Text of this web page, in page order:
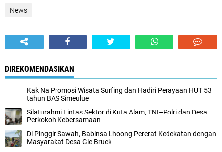
News
DIREKOMENDASIKAN
Kak Na Promosi Wisata Surfing dan Hadiri Perayaan HUT 53
tahun BAS Simeulue
Silaturahmi Lintas Sektor di Kuta Alam, TNI–Polri dan Desa
Perkokoh Kebersamaan
Di Pinggir Sawah, Babinsa Lhoong Pererat Kedekatan dengan
Masyarakat Desa Gle Bruek